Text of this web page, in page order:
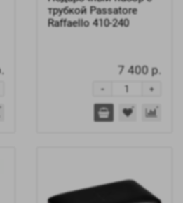
трубкой Passatore
Raffaello 410-240
7 400 р.
+
-